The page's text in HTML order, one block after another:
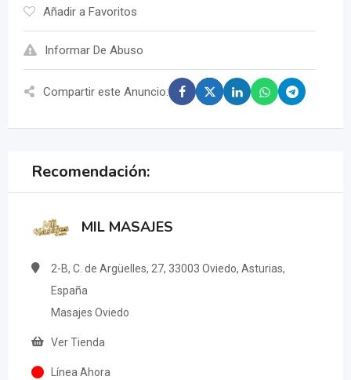
Añadir a Favoritos
Informar De Abuso
Compartir este Anuncio:
Recomendación:
MIL MASAJES
2-B, C. de Argüelles, 27, 33003 Oviedo, Asturias,
España
Masajes Oviedo
Ver Tienda
Línea Ahora